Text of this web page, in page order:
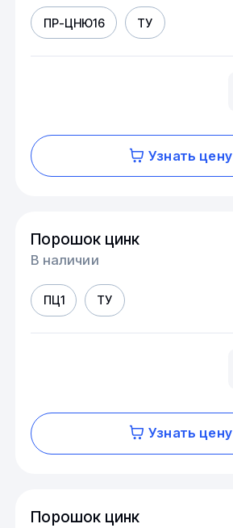
ПР-ЦНЮ16 ТУ
Узнать цену
Порошок цинк
В наличии
ПЦ1 ТУ
Узнать цену
Порошок цинк